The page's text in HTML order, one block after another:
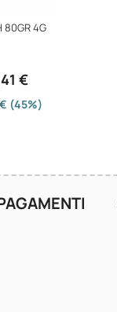
80GR 4G
€
(45%)